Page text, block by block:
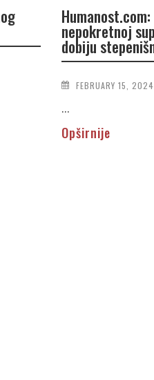
nepokretnoj
dobiju
FEBRUARY 15, 2024
...
Opširnije